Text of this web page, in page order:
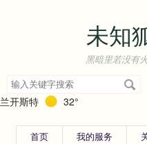
未知
黑暗里若没有
搜
索
关
键
兰开斯特 32°
首页 我的服务